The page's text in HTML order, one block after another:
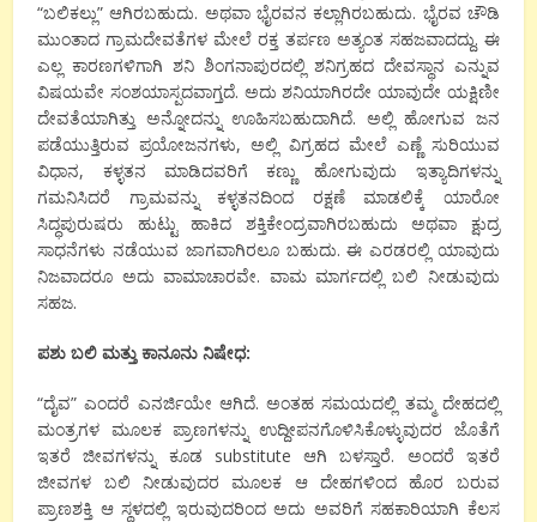
“ಬಲಿಕಲ್ಲು” ಆಗಿರಬಹುದು. ಅಥವಾ ಭೈರವನ ಕಲ್ಲಾಗಿರಬಹುದು. ಭೈರವ ಚೌಡಿ
ಮುಂತಾದ ಗ್ರಾಮದೇವತೆಗಳ ಮೇಲೆ ರಕ್ತ ತರ್ಪಣ ಅತ್ಯಂತ ಸಹಜವಾದದ್ದು. ಈ
ಎಲ್ಲ ಕಾರಣಗಳಿಗಾಗಿ ಶನಿ ಶಿಂಗನಾಪುರದಲ್ಲಿ ಶನಿಗ್ರಹದ ದೇವಸ್ಥಾನ ಎನ್ನುವ
ವಿಷಯವೇ ಸಂಶಯಾಸ್ಪದವಾಗ್ತದೆ. ಅದು ಶನಿಯಾಗಿರದೇ ಯಾವುದೇ ಯಕ್ಷಿಣೀ
ದೇವತೆಯಾಗಿತ್ತು ಅನ್ನೋದನ್ನು ಊಹಿಸಬಹುದಾಗಿದೆ. ಅಲ್ಲಿ ಹೋಗುವ ಜನ
ಪಡೆಯುತ್ತಿರುವ ಪ್ರಯೋಜನಗಳು, ಅಲ್ಲಿ ವಿಗ್ರಹದ ಮೇಲೆ ಎಣ್ಣೆ ಸುರಿಯುವ
ವಿಧಾನ, ಕಳ್ಳತನ ಮಾಡಿದವರಿಗೆ ಕಣ್ಣು ಹೋಗುವುದು ಇತ್ಯಾದಿಗಳನ್ನು
ಗಮನಿಸಿದರೆ ಗ್ರಾಮವನ್ನು ಕಳ್ಳತನದಿಂದ ರಕ್ಷಣೆ ಮಾಡಲಿಕ್ಕೆ ಯಾರೋ
ಸಿದ್ಧಪುರುಷರು ಹುಟ್ಟು ಹಾಕಿದ ಶಕ್ತಿಕೇಂದ್ರವಾಗಿರಬಹುದು ಅಥವಾ ಕ್ಷುದ್ರ
ಸಾಧನೆಗಳು ನಡೆಯುವ ಜಾಗವಾಗಿರಲೂ ಬಹುದು. ಈ ಎರಡರಲ್ಲಿ ಯಾವುದು
ನಿಜವಾದರೂ ಅದು ವಾಮಾಚಾರವೇ. ವಾಮ ಮಾರ್ಗದಲ್ಲಿ ಬಲಿ ನೀಡುವುದು
ಸಹಜ.
ಪಶು ಬಲಿ ಮತ್ತು ಕಾನೂನು ನಿಷೇಧ:
“ದೈವ” ಎಂದರೆ ಎನರ್ಜಿಯೇ ಆಗಿದೆ. ಅಂತಹ ಸಮಯದಲ್ಲಿ ತಮ್ಮ ದೇಹದಲ್ಲಿ
ಮಂತ್ರಗಳ ಮೂಲಕ ಪ್ರಾಣಗಳನ್ನು ಉದ್ದೀಪನಗೊಳಿಸಿಕೊಳ್ಳುವುದರ ಜೊತೆಗೆ
ಇತರೆ ಜೀವಗಳನ್ನು ಕೂಡ substitute ಆಗಿ ಬಳಸ್ತಾರೆ. ಅಂದರೆ ಇತರೆ
ಜೀವಗಳ ಬಲಿ ನೀಡುವುದರ ಮೂಲಕ ಆ ದೇಹಗಳಿಂದ ಹೊರ ಬರುವ
ಪ್ರಾಣಶಕ್ತಿ ಆ ಸ್ಥಳದಲ್ಲಿ ಇರುವುದರಿಂದ ಅದು ಅವರಿಗೆ ಸಹಕಾರಿಯಾಗಿ ಕೆಲಸ